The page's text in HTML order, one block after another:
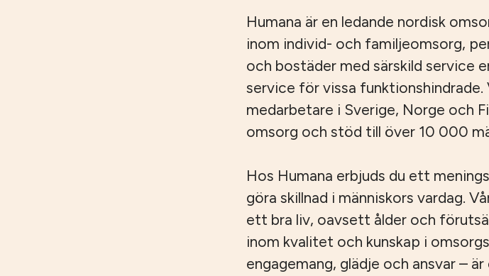
Humana är en ledande nordisk
inom individ- och familjeomsorg,
och bostäder med särskild service
service för vissa funktionshindrade.
medarbetare i Sverige, Norge och
omsorg och stöd till över 10 000
Hos Humana erbjuds du ett
göra skillnad i människors vardag.
ett bra liv, oavsett ålder och
inom kvalitet och kunskap i
engagemang, glädje och ansvar –